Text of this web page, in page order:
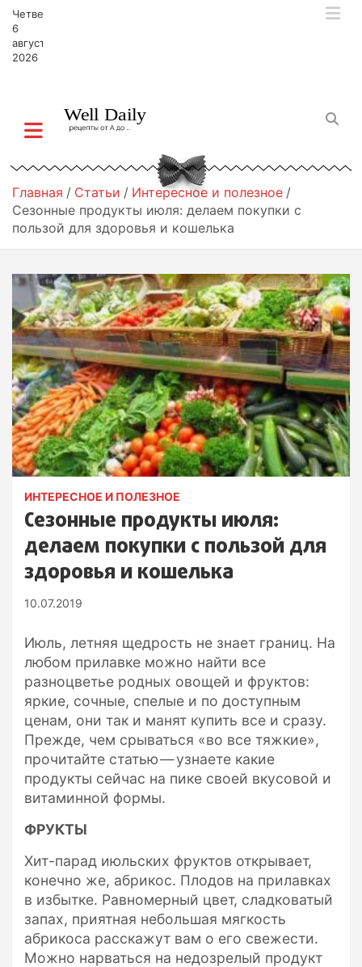
Четверг,
6
августа,
2026
Главная Статьи
Интересное и полезное
Сезонные продукты июля: делаем покупки с
пользой для здоровья и кошелька
ИНТЕРЕСНОЕ И ПОЛЕЗНОЕ
Сезонные продукты июля:
делаем покупки с пользой для
здоровья и кошелька
10.07.2019
Июль, летняя щедрость не знает границ. На
любом прилавке можно найти все
разноцветье родных овощей и фруктов:
яркие, сочные, спелые и по доступным
ценам, они так и манят купить все и сразу.
Прежде, чем срываться «во все тяжкие»,
прочитайте статью — узнаете какие
продукты сейчас на пике своей вкусовой и
витаминной формы.
ФРУКТЫ
Хит-парад июльских фруктов открывает,
конечно же, абрикос. Плодов на прилавках
в избытке. Равномерный цвет, сладковатый
запах, приятная небольшая мягкость
абрикоса расскажут вам о его свежести.
Можно нарваться на недозрелый продукт